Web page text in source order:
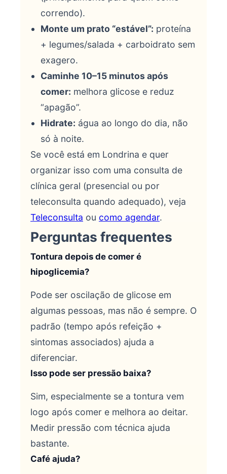
correndo).
Monte um prato “estável”: proteína
+ legumes/salada + carboidrato sem
exagero.
Caminhe 10–15 minutos após
comer: melhora glicose e reduz
“apagão”.
Hidrate: água ao longo do dia, não
só à noite.
Se você está em Londrina e quer
organizar isso com uma consulta de
clínica geral (presencial ou por
teleconsulta quando adequado), veja
Teleconsulta ou como agendar.
Perguntas frequentes
Tontura depois de comer é
hipoglicemia?
Pode ser oscilação de glicose em
algumas pessoas, mas não é sempre. O
padrão (tempo após refeição +
sintomas associados) ajuda a
diferenciar.
Isso pode ser pressão baixa?
Sim, especialmente se a tontura vem
logo após comer e melhora ao deitar.
Medir pressão com técnica ajuda
bastante.
Café ajuda?